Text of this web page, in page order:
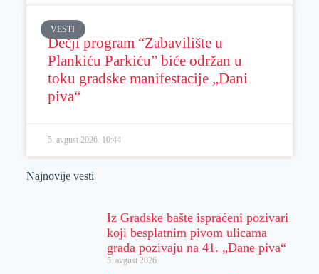
VESTI
Dečji program “Zabavilište u
Plankiću Parkiću” biće održan u
toku gradske manifestacije „Dani
piva“
5. avgust 2026. 10:44
Najnovije vesti
Iz Gradske bašte ispraćeni pozivari
koji besplatnim pivom ulicama
grada pozivaju na 41. „Dane piva“
5. avgust 2026.